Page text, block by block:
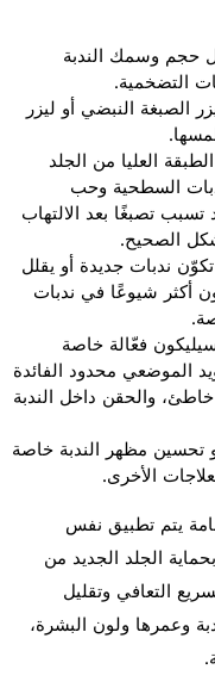
حجم وسمك الندبة
التضخمية.
الصبغة النبضي أو ليزر
العليا من الجلد
السطحية وحب
تصبغًا بعد الالتهاب
الصحيح.
ندبات جديدة أو يقلل
أكثر شيوعًا في ندبات
فعّالة خاصة
الموضعي محدود الفائدة
والحقن داخل الندبة
تحسين مظهر الندبة خاصة
الأخرى.
يتم تطبيق نفس
الجلد الجديد من
التعافي وتقليل
وعمرها ولون البشرة،